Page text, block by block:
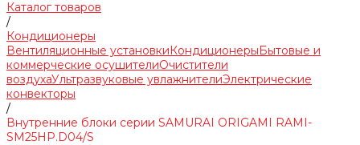
Каталог товаров
/
Кондиционеры
Вентиляционные установкиКондиционерыБытовые и
коммерческие осушителиОчистители
воздухаУльтразвуковые увлажнителиЭлектрические
конвекторы
/
Внутренние блоки серии SAMURAI ORIGAMI RAMI-
SM25HP.D04/S